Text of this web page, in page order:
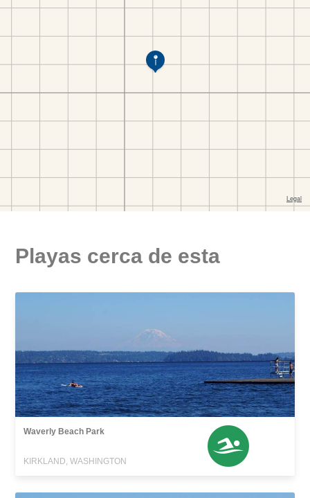
Playas cerca de esta
Waverly Beach Park
KIRKLAND, WASHINGTON